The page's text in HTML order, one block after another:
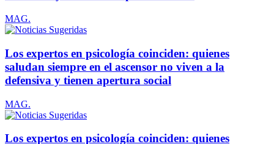
MAG.
Los expertos en psicología coinciden: quienes
saludan siempre en el ascensor no viven a la
defensiva y tienen apertura social
MAG.
Los expertos en psicología coinciden: quienes